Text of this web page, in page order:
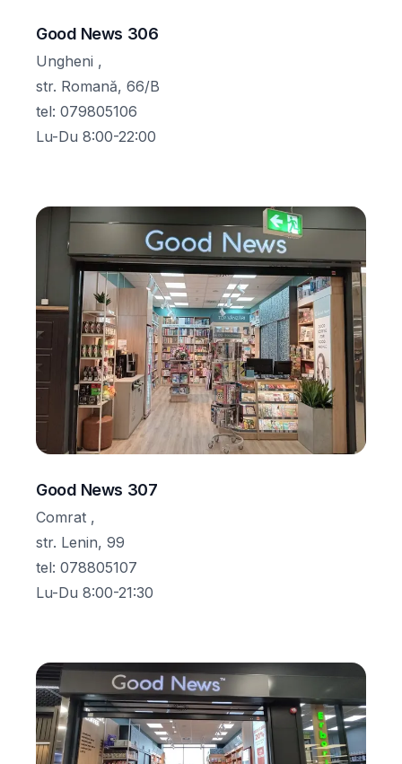
Good News 306
Ungheni ,
str. Romană, 66/B
tel: 079805106
Lu-Du 8:00-22:00
Good News 307
Comrat ,
str. Lenin, 99
tel: 078805107
Lu-Du 8:00-21:30